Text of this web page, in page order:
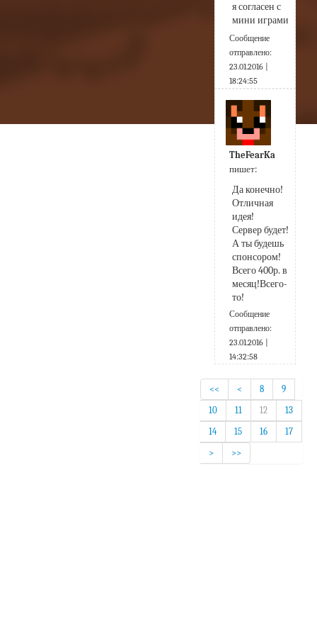
я согласен с
мини играми
Сообщение
отправлено:
23.01.2016 |
18:24:55
TheFearKa
пишет:
Да конечно!
Отличная
идея!
Сервер будет!
А ты будешь
спонсором!
Всего 400р. в
месяц!Всего-
то!
Сообщение
отправлено:
23.01.2016 |
14:32:58
<< < 8
9
10
11 12
13
14
15 16
17
>
>>